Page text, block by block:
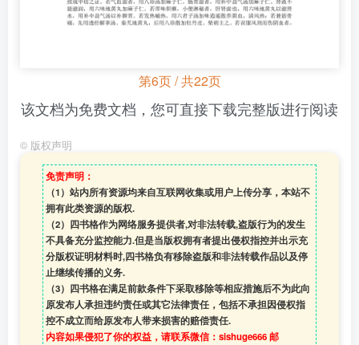
第6页 / 共22页
该文档为免费文档，您可直接下载完整版进行阅读
© 版权声明
免责声明：
（1）站内所有资源均来自互联网收集或用户上传分享，本站不
拥有此类资源的版权.
（2）四书格作为网络服务提供者,对非法转载,盗版行为的发生
不具备充分监控能力.但是当版权拥有者提出侵权指控并出示充
分版权证明材料时,四书格负有移除盗版和非法转载作品以及停
止继续传播的义务.
（3）四书格在满足前款条件下采取移除等相应措施后不为此向
原发布人承担违约责任或其它法律责任，包括不承担因侵权指
控不成立而给原发布人带来损害的赔偿责任.
内容如果侵犯了你的权益，请联系微信：sishuge666 邮